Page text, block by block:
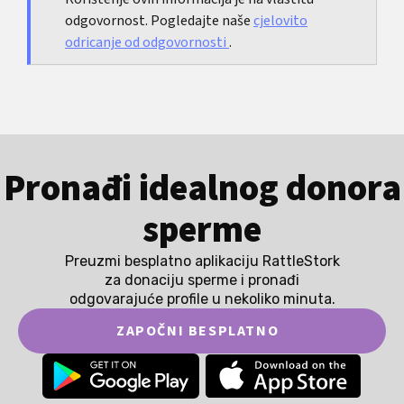
odgovornost. Pogledajte našecjelovito
odricanje od odgovornosti.
Pronađi idealnog donora
sperme
Preuzmi besplatno aplikaciju RattleStork
za donaciju sperme i pronađi
odgovarajuće profile u nekoliko minuta.
ZAPOČNI BESPLATNO